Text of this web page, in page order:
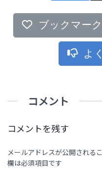
ブックマーク
よ
コメント
コメントを残す
メールアドレスが公開される
欄は必須項目です